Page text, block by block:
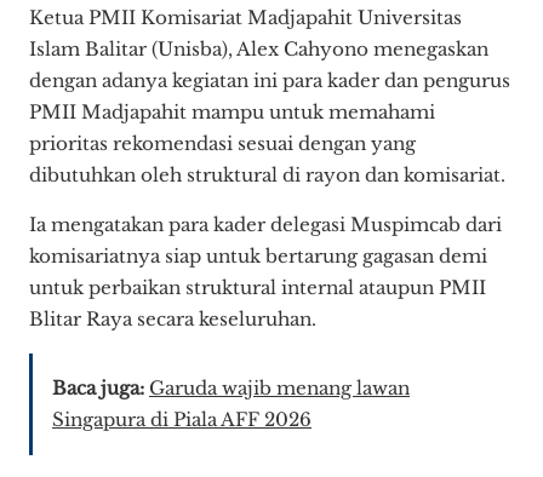
Ketua PMII Komisariat Madjapahit Universitas
Islam Balitar (Unisba), Alex Cahyono menegaskan
dengan adanya kegiatan ini para kader dan pengurus
PMII Madjapahit mampu untuk memahami
prioritas rekomendasi sesuai dengan yang
dibutuhkan oleh struktural di rayon dan komisariat.
Ia mengatakan para kader delegasi Muspimcab dari
komisariatnya siap untuk bertarung gagasan demi
untuk perbaikan struktural internal ataupun PMII
Blitar Raya secara keseluruhan.
Baca juga: Garuda wajib menang lawan
Singapura di Piala AFF 2026